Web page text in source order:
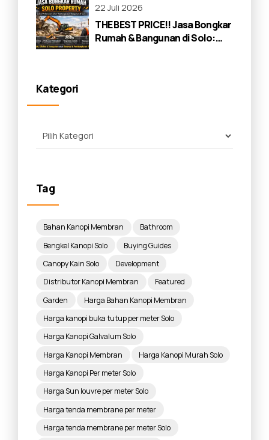
22 Juli 2026
THE BEST PRICE!! Jasa Bongkar
Rumah & Bangunan di Solo:
Kategori
Tag
Bahan Kanopi Membran
Bathroom
Bengkel Kanopi Solo
Buying Guides
Canopy Kain Solo
Development
Distributor Kanopi Membran
Featured
Garden
Harga Bahan Kanopi Membran
Harga kanopi buka tutup per meter Solo
Harga Kanopi Galvalum Solo
Harga Kanopi Membran
Harga Kanopi Murah Solo
Harga Kanopi Per meter Solo
Harga Sun louvre per meter Solo
Harga tenda membrane per meter
Harga tenda membrane per meter Solo